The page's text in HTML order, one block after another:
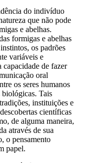
do indivíduo
que não pode
e abelhas.
formigas e abelhas
os padrões
variáveis e
capacidade de fazer
oral
os seres humanos
biológicas. Tais
instituições e
científicas
de alguma maneira,
através de sua
o pensamento
papel.